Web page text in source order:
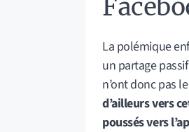
La polémique
un partage
n’ont donc pas
d’ailleurs vers
poussés vers